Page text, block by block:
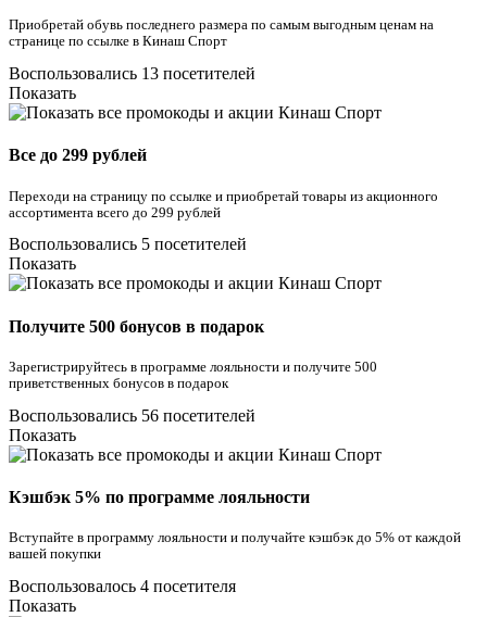
Приобретай обувь последнего размера по самым выгодным ценам на
странице по ссылке в Кинаш Спорт
Воспользовались 13 посетителей
Показать
Все до 299 рублей
Переходи на страницу по ссылке и приобретай товары из акционного
ассортимента всего до 299 рублей
Воспользовались 5 посетителей
Показать
Получите 500 бонусов в подарок
Зарегистрируйтесь в программе лояльности и получите 500
приветственных бонусов в подарок
Воспользовались 56 посетителей
Показать
Кэшбэк 5% по программе лояльности
Вступайте в программу лояльности и получайте кэшбэк до 5% от каждой
вашей покупки
Воспользовалось 4 посетителя
Показать